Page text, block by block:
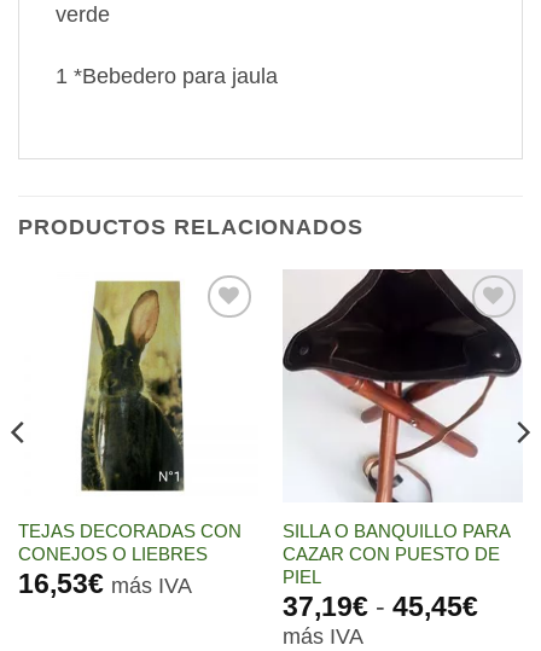
verde
1 *Bebedero para jaula
PRODUCTOS RELACIONADOS
TEJAS DECORADAS CON
CONEJOS O LIEBRES
16,53€ más IVA
Añadir
a la
lista de
deseos
SILLA O BANQUILLO PARA
CAZAR CON PUESTO DE
PIEL
37,19€ - 45,45€
más IVA